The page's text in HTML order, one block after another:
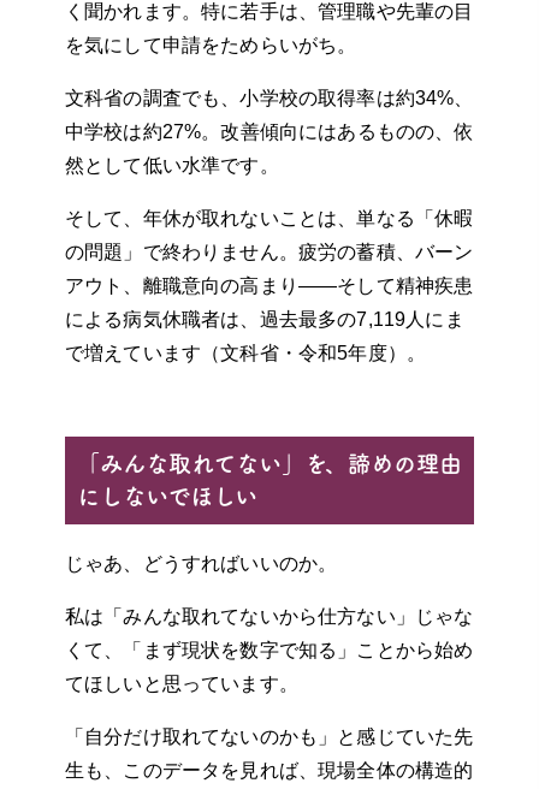
く聞かれます。特に若手は、管理職や先輩の目
を気にして申請をためらいがち。
文科省の調査でも、小学校の取得率は約34%、
中学校は約27%。改善傾向にはあるものの、依
然として低い水準です。
そして、年休が取れないことは、単なる「休暇
の問題」で終わりません。疲労の蓄積、バーン
アウト、離職意向の高まり——そして精神疾患
による病気休職者は、過去最多の7,119人にま
で増えています（文科省・令和5年度）。
「みんな取れてない」を、諦めの理由
にしないでほしい
じゃあ、どうすればいいのか。
私は「みんな取れてないから仕方ない」じゃな
くて、「まず現状を数字で知る」ことから始め
てほしいと思っています。
「自分だけ取れてないのかも」と感じていた先
生も、このデータを見れば、現場全体の構造的